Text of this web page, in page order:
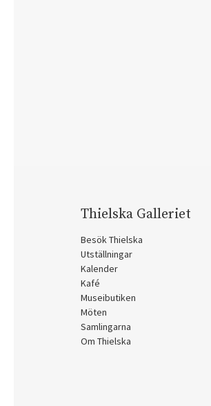
Thielska Galleriet
Besök Thielska
Utställningar
Kalender
Kafé
Museibutiken
Möten
Samlingarna
Om Thielska